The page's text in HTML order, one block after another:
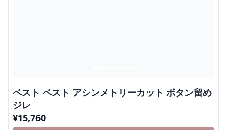
ベスト ベスト アシンメトリーカット ボタン留め
ジレ
¥15,760